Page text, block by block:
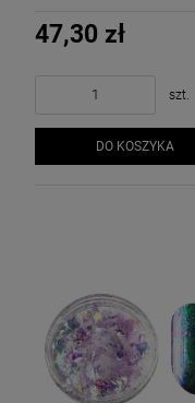
hybrydowego MOLLON
47,30 zł
szt.
DO KOSZYKA